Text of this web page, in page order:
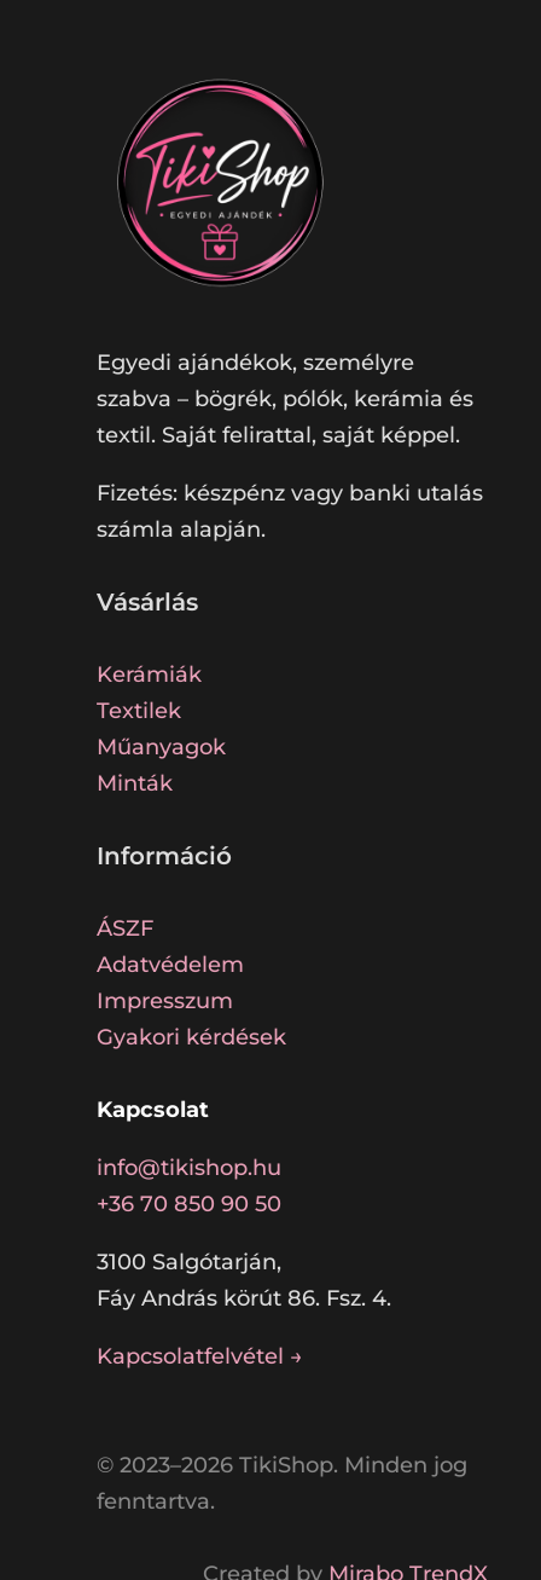
Egyedi ajándékok, személyre
szabva – bögrék, pólók, kerámia és
textil. Saját felirattal, saját képpel.
Fizetés: készpénz vagy banki utalás
számla alapján.
Vásárlás
Kerámiák
Textilek
Műanyagok
Minták
Információ
ÁSZF
Adatvédelem
Impresszum
Gyakori kérdések
Kapcsolat
info@tikishop.hu
+36 70 850 90 50
3100 Salgótarján,
Fáy András körút 86. Fsz. 4.
Kapcsolatfelvétel →
© 2023–2026 TikiShop. Minden jog
fenntartva.
Created by Mirabo TrendX